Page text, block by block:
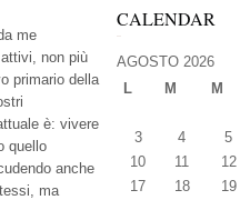
me
non più
primario della
è: vivere
quello
anche
ma
CALENDAR
AGOSTO 2026
L
M M
3
4 5
10
11 12
17
18 19